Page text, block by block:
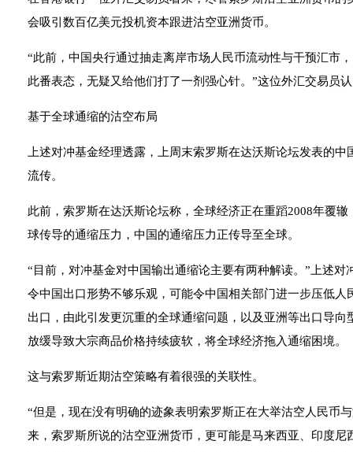
会吸引数百亿美元投机资本跟进沽空亚洲货币。
“此前，中国央行通过抽走离岸市场人民币流动性与干预汇市
此番表态，无疑又给他们打了一剂强心针。”这位外汇交易员
基于全球通缩的沽空布局
上述对冲基金经理透露，上周末索罗斯在达沃斯论坛发表的
流传。
此前，索罗斯在达沃斯论坛称，全球经济正在重蹈2008年覆
球传导的通缩压力，中国的通缩压力正传导至全球。
“目前，对冲基金对中国输出通缩论主要有两种解读。”上述
令中国出口形势不够乐观，可能令中国相关部门进一步压低
出口，由此引发更沉重的全球通缩问题，以及亚洲等出口导
放缓导致大宗商品价格持续疲软，将全球经济拖入通缩困境。
这与索罗斯近期沽空策略有着很强的关联性。
“但是，现在没有明确的迹象表明索罗斯正在大举沽空人民币
来，索罗斯所说的沽空亚洲货币，更可能是马来西亚、印度